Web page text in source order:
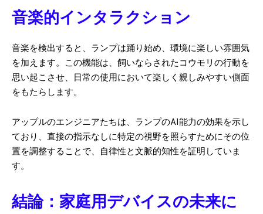
音楽的インタラクション
音楽を検出すると、ランプは踊り始め、環境に楽しい雰囲気
を加えます。この機能は、飼いならされたコウモリの行動を
思い起こさせ、日常の使用において楽しく親しみやすい側面
をもたらします。
アップルのエンジニアたちは、ランプのAI能力の効果を示し
ており、直接の指示なしに特定の視野を照らすためにその位
置を調整することで、自律性と文脈的知性を証明していま
す。
結論：家庭用デバイスの未来に